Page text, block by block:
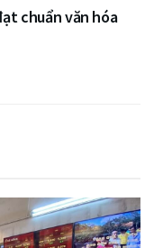
chuẩn văn hóa